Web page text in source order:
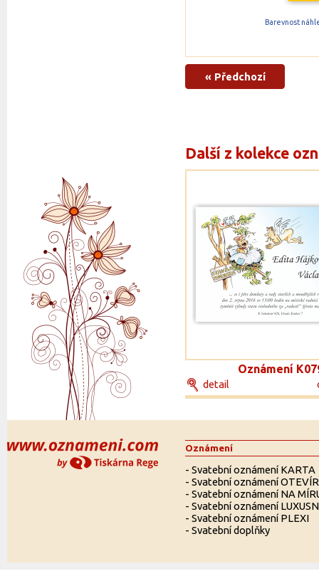
Barevnost
« Předchozí
Další z kolekce
Oznámení
detail
Oznámení
- Svatební oznámení KARTA
- Svatební oznámení
- Svatební oznámení NA
- Svatební oznámení
- Svatební oznámení PLEXI
- Svatební doplňky